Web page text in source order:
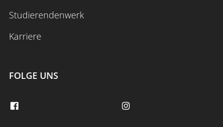
Studierendenwerk
Karriere
FOLGE UNS